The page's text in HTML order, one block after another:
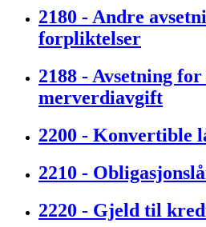
2180 - Andre
forpliktelser
2188 - Avsetning
merverdiavgift
2200 - Konvertible
2210 -
2220 - Gjeld til